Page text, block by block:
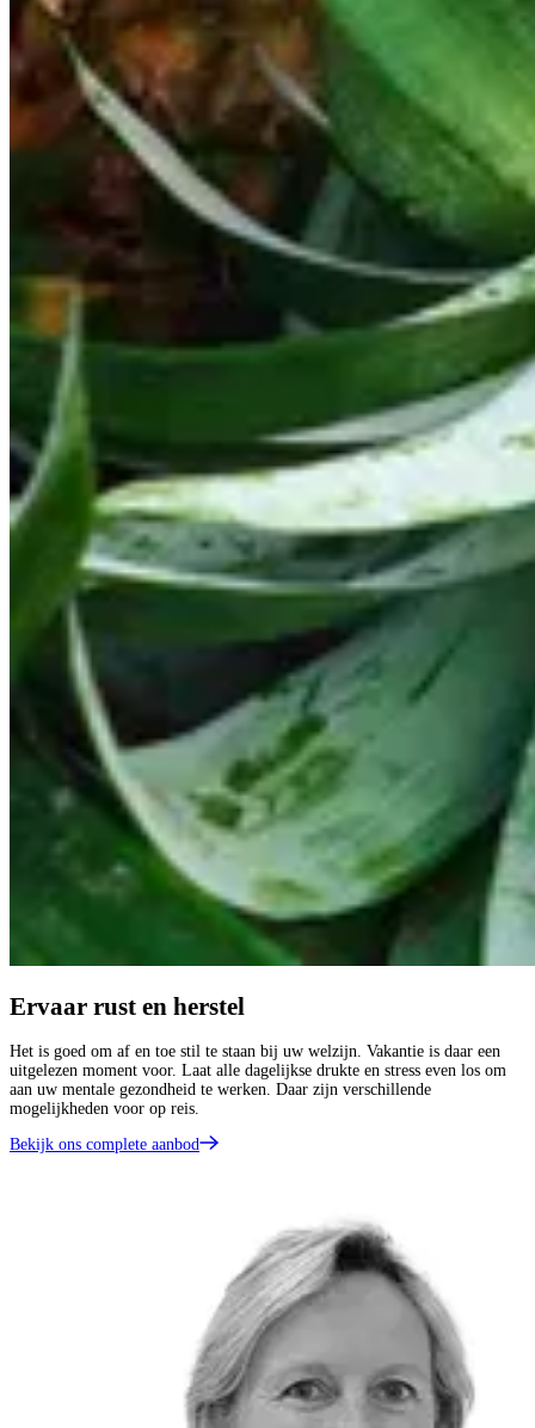
Ervaar rust en herstel
Het is goed om af en toe stil te staan bij uw welzijn. Vakantie is daar een
uitgelezen moment voor. Laat alle dagelijkse drukte en stress even los om
aan uw mentale gezondheid te werken. Daar zijn verschillende
mogelijkheden voor op reis.
Bekijk ons complete aanbod